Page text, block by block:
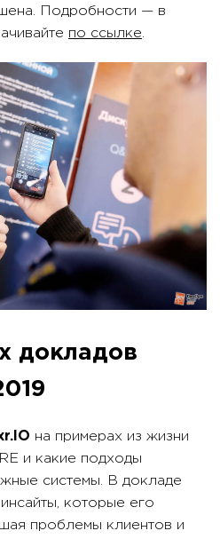
Подробности — в
по ссылке
докладов
на примерах из жизни
и какие подходы
системы. В докладе
которые его
проблемы клиентов и